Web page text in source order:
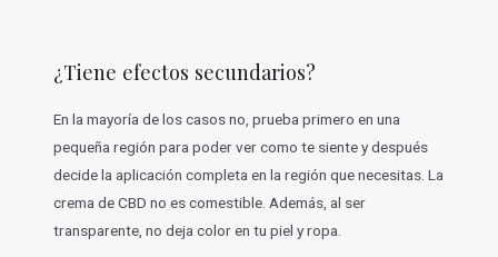
¿Tiene efectos secundarios?
En la mayoría de los casos no, prueba primero en una
pequeña región para poder ver como te siente y después
decide la aplicación completa en la región que necesitas. La
crema de CBD no es comestible. Además, al ser
transparente, no deja color en tu piel y ropa.